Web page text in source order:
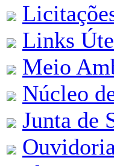
Links
Meio
Núcleo
Junta de
Ouvidoria